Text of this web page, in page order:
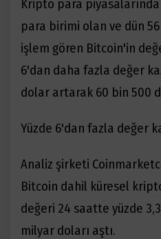
Kripto para
para birimi olan ve dün
işlem gören Bitcoin'in
6'dan daha fazla değer
dolar artarak 60 bin 500
Yüzde 6'dan fazla değer
Analiz şirketi
Bitcoin dahil küresel
değeri 24 saatte yüzde
milyar doları aştı.